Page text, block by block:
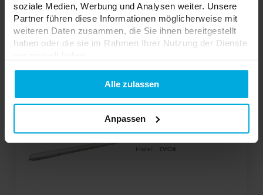
soziale Medien, Werbung und Analysen weiter. Unsere
Partner führen diese Informationen möglicherweise mit
weiteren Daten zusammen, die Sie ihnen bereitgestellt
haben oder die sie im Rahmen Ihrer Nutzung der Dienste
DatenschutzerklarungAlle zulassen
Anpassen
Verantwortliche Stelle: LED Labs S.A., ul. Zakopiańska 2C, 30-418
TRI-PROOF LED Feuchtraumleuchte
EVOX 150 cm 40–80 W 4000 K PC
36-0005-15
Model:
EVOX